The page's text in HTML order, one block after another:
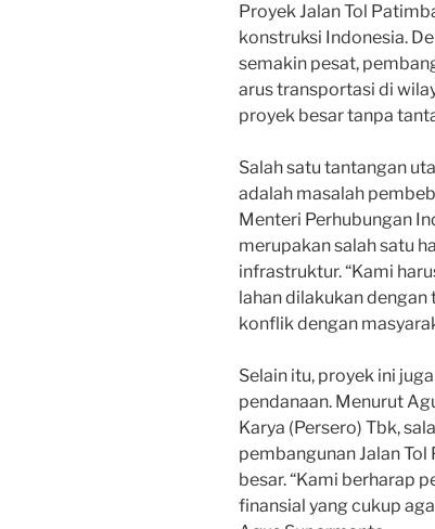
Proyek Jalan Tol
konstruksi Indonesia.
semakin pesat,
arus transportasi di
proyek besar tanpa
Salah satu tantangan
adalah masalah
Menteri Perhubungan
merupakan salah satu
infrastruktur. “Kami
lahan dilakukan
konflik dengan
Selain itu, proyek ini
pendanaan. Menurut
Karya (Persero) Tbk,
pembangunan Jalan
besar. “Kami berharap
finansial yang cukup